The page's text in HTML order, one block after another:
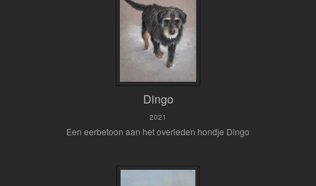
Dingo
2021
Een eerbetoon aan het overleden hondje Dingo